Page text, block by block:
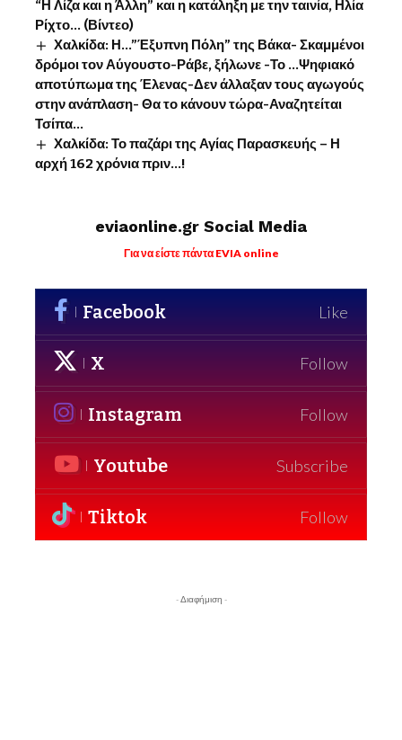
“Η Λίζα και η Άλλη” και η κατάληξη με την ταινία, Ηλία
Ρίχτο… (Βίντεο)
Χαλκίδα: Η…”Έξυπνη Πόλη” της Βάκα- Σκαμμένοι
δρόμοι τον Αύγουστο-Ράβε, ξήλωνε -Το …Ψηφιακό
αποτύπωμα της Έλενας-Δεν άλλαξαν τους αγωγούς
στην ανάπλαση- Θα το κάνουν τώρα-Αναζητείται
Τσίπα…
Χαλκίδα: Το παζάρι της Αγίας Παρασκευής – Η
αρχή 162 χρόνια πριν…!
eviaonline.gr Social Media
Για να είστε πάντα EVIA online
Facebook Like
X Follow
Instagram Follow
Youtube Subscribe
Tiktok Follow
- Διαφήμιση -